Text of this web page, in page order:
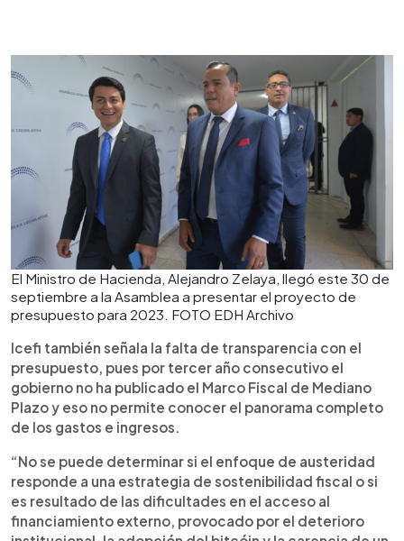
El Ministro de Hacienda, Alejandro Zelaya, llegó este 30 de
septiembre a la Asamblea a presentar el proyecto de
presupuesto para 2023. FOTO EDH Archivo
Icefi también señala la falta de transparencia con el
presupuesto, pues por tercer año consecutivo el
gobierno no ha publicado el Marco Fiscal de Mediano
Plazo y eso no permite conocer el panorama completo
de los gastos e ingresos.
“No se puede determinar si el enfoque de austeridad
responde a una estrategia de sostenibilidad fiscal o si
es resultado de las dificultades en el acceso al
financiamiento externo, provocado por el deterioro